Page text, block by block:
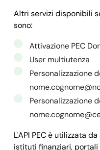
  "message": "",
  "error":
}
      "method":
      "data": {}
    },
    "dominio":
    "owner":
      "scadenza":
Altri servizi disponibili
sono:
Attivazione PEC
User multiutenza
Personalizzazione
Personalizzazione
L'API PEC è utilizzata
istituti finanziari,